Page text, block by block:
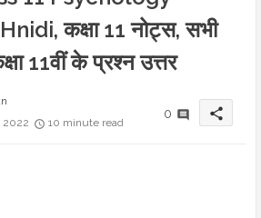
कक्षा 11 नोट्स, सभी
11वीं के प्रश्न उत्तर
2022
10 minute read
0 share